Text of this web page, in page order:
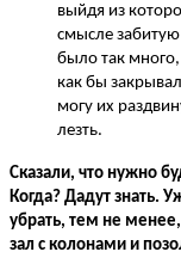
выйдя из
смысле
было так
как бы
могу их
лезть.
Сказали, что нужно
Когда? Дадут знать.
убрать, тем не
зал с колонами и